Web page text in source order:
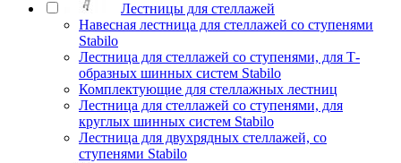
Лестницы для стеллажей
Навесная лестница для стеллажей со ступенями
Stabilo
Лестница для стеллажей со ступенями, для Т-
образных шинных систем Stabilo
Комплектующие для стеллажных лестниц
Лестница для стеллажей со ступенями, для
круглых шинных систем Stabilo
Лестница для двухрядных стеллажей, со
ступенями Stabilo